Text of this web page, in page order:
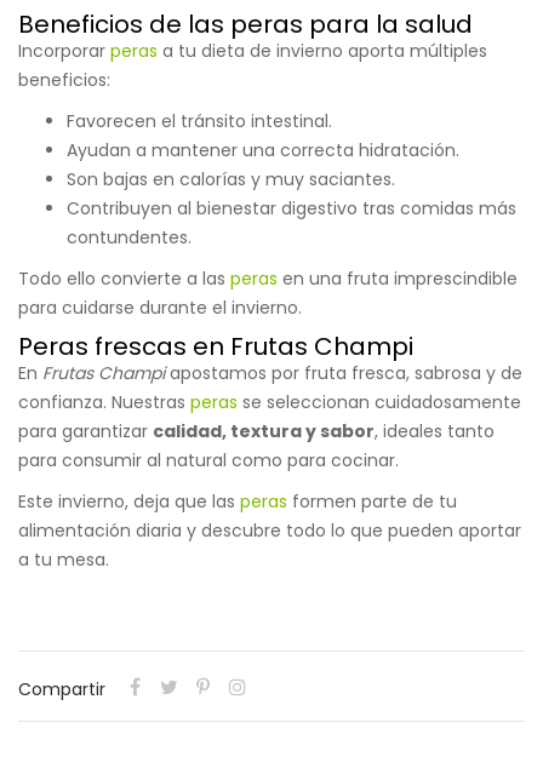
Beneficios de las peras para la salud
Incorporar peras a tu dieta de invierno aporta múltiples
beneficios:
Favorecen el tránsito intestinal.
Ayudan a mantener una correcta hidratación.
Son bajas en calorías y muy saciantes.
Contribuyen al bienestar digestivo tras comidas más
contundentes.
Todo ello convierte a las peras en una fruta imprescindible
para cuidarse durante el invierno.
Peras frescas en Frutas Champi
En Frutas Champiapostamos por fruta fresca, sabrosa y de
confianza. Nuestras peras se seleccionan cuidadosamente
para garantizar calidad, textura y sabor, ideales tanto
para consumir al natural como para cocinar.
Este invierno, deja que las peras formen parte de tu
alimentación diaria y descubre todo lo que pueden aportar
a tu mesa.
Compartir